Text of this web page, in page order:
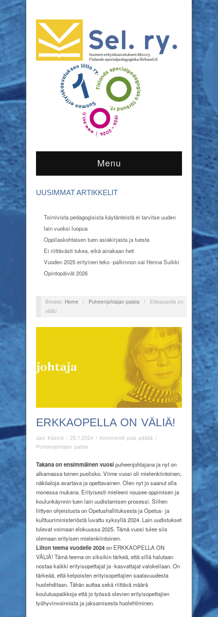
Menu
UUSIMMAT ARTIKKELIT
Toimivista pedagogisista käytänteistä ei tarvitse uuden
lain vuoksi luopua
Oppilaskohtaisen tuen asiakirjasta ja tuesta
Ei riittävästi tukea, eikä ainakaan heti
Vuoden 2025 erityinen teko -palkinnon sai Henna Suikki
Opintopäivät 2026
Browse: Home / Puheenjohtajan palsta /
Erkkaopella on
väliä!
ERKKAOPELLA ON VÄLIÄ!
Jani Käsmä / 25.1.2024 / Kommentit pois päältä artikkelissa
väliä!
/
Puheenjohtajan palsta
Takana on ensimmäinen vuosipuheenjohtajana ja nyt on
alkamassa toinen puolisko. Viime vuosi oli mielenkiintoinen,
näköaloja avartava ja opettavainen. Olen nyt jo saanut olla
monessa mukana. Erityisesti mieleeni nousee oppimisen ja
koulunkäynnin tuen lain uudistamisen prosessi. Siihen
liittyen ohjeistusta on Opetushallituksesta ja Opetus- ja
kulttuuriministeriöstä luvattu syksyllä 2024. Lain uudistukset
tulevat voimaan elokuussa 2025. Tämä vuosi tulee siis
olemaan erityisen mielenkiintoinen.
Liiton teema vuodelle 2024on ERKKAOPELLA ON
VÄLIÄ! Tämä teema on siksikin tärkeä, että sillä halutaan
nostaa kaikki erityisopettajat ja -kasvattajat valokeilaan. On
tärkeää, että kelpoisten erityisopettajien saatavuudesta
huolehditaan. Tähän auttaa sekä riittävä määrä
koulutuspaikkoja että jo työssä olevien erityisopettajien
työhyvinvoinnista ja jaksamisesta huolehtiminen.